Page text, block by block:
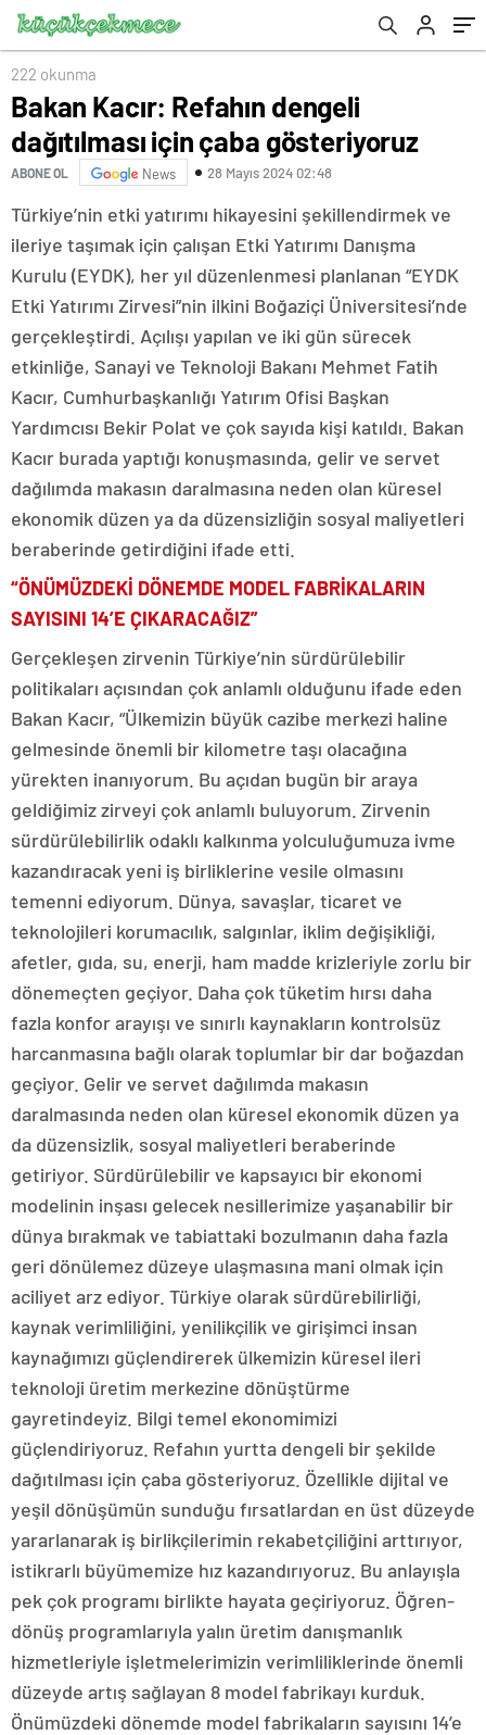
222 okunma
Bakan Kacır: Refahın dengeli
dağıtılması için çaba gösteriyoruz
ABONE OL News 28 Mayıs 2024 02:48
Türkiye’nin etki yatırımı hikayesini şekillendirmek ve
ileriye taşımak için çalışan Etki Yatırımı Danışma
Kurulu (EYDK), her yıl düzenlenmesi planlanan “EYDK
Etki Yatırımı Zirvesi”nin ilkini Boğaziçi Üniversitesi’nde
gerçekleştirdi. Açılışı yapılan ve iki gün sürecek
etkinliğe, Sanayi ve Teknoloji Bakanı Mehmet Fatih
Kacır, Cumhurbaşkanlığı Yatırım Ofisi Başkan
Yardımcısı Bekir Polat ve çok sayıda kişi katıldı. Bakan
Kacır burada yaptığı konuşmasında, gelir ve servet
dağılımda makasın daralmasına neden olan küresel
ekonomik düzen ya da düzensizliğin sosyal maliyetleri
beraberinde getirdiğini ifade etti.
“ÖNÜMÜZDEKİ DÖNEMDE MODEL FABRİKALARIN
SAYISINI 14’E ÇIKARACAĞIZ”
Gerçekleşen zirvenin Türkiye’nin sürdürülebilir
politikaları açısından çok anlamlı olduğunu ifade eden
Bakan Kacır, “Ülkemizin büyük cazibe merkezi haline
gelmesinde önemli bir kilometre taşı olacağına
yürekten inanıyorum. Bu açıdan bugün bir araya
geldiğimiz zirveyi çok anlamlı buluyorum. Zirvenin
sürdürülebilirlik odaklı kalkınma yolculuğumuza ivme
kazandıracak yeni iş birliklerine vesile olmasını
temenni ediyorum. Dünya, savaşlar, ticaret ve
teknolojileri korumacılık, salgınlar, iklim değişikliği,
afetler, gıda, su, enerji, ham madde krizleriyle zorlu bir
dönemeçten geçiyor. Daha çok tüketim hırsı daha
fazla konfor arayışı ve sınırlı kaynakların kontrolsüz
harcanmasına bağlı olarak toplumlar bir dar boğazdan
geçiyor. Gelir ve servet dağılımda makasın
daralmasında neden olan küresel ekonomik düzen ya
da düzensizlik, sosyal maliyetleri beraberinde
getiriyor. Sürdürülebilir ve kapsayıcı bir ekonomi
modelinin inşası gelecek nesillerimize yaşanabilir bir
dünya bırakmak ve tabiattaki bozulmanın daha fazla
geri dönülemez düzeye ulaşmasına mani olmak için
aciliyet arz ediyor. Türkiye olarak sürdürebilirliği,
kaynak verimliliğini, yenilikçilik ve girişimci insan
kaynağımızı güçlendirerek ülkemizin küresel ileri
teknoloji üretim merkezine dönüştürme
gayretindeyiz. Bilgi temel ekonomimizi
güçlendiriyoruz. Refahın yurtta dengeli bir şekilde
dağıtılması için çaba gösteriyoruz. Özellikle dijital ve
yeşil dönüşümün sunduğu fırsatlardan en üst düzeyde
yararlanarak iş birlikçilerimin rekabetçiliğini arttırıyor,
istikrarlı büyümemize hız kazandırıyoruz. Bu anlayışla
pek çok programı birlikte hayata geçiriyoruz. Öğren-
dönüş programlarıyla yalın üretim danışmanlık
hizmetleriyle işletmelerimizin verimliliklerinde önemli
düzeyde artış sağlayan 8 model fabrikayı kurduk.
Önümüzdeki dönemde model fabrikaların sayısını 14’e